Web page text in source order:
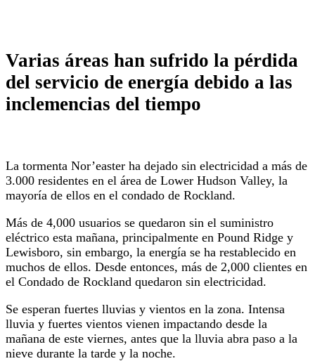
Varias áreas han sufrido la pérdida
del servicio de energía debido a las
inclemencias del tiempo
La tormenta Nor’easter ha dejado sin electricidad a más de
3.000 residentes en el área de Lower Hudson Valley, la
mayoría de ellos en el condado de Rockland.
Más de 4,000 usuarios se quedaron sin el suministro
eléctrico esta mañana, principalmente en Pound Ridge y
Lewisboro, sin embargo, la energía se ha restablecido en
muchos de ellos. Desde entonces, más de 2,000 clientes en
el Condado de Rockland quedaron sin electricidad.
Se esperan fuertes lluvias y vientos en la zona. Intensa
lluvia y fuertes vientos vienen impactando desde la
mañana de este viernes, antes que la lluvia abra paso a la
nieve durante la tarde y la noche.